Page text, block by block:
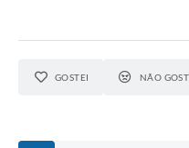
GOSTEI NÃO